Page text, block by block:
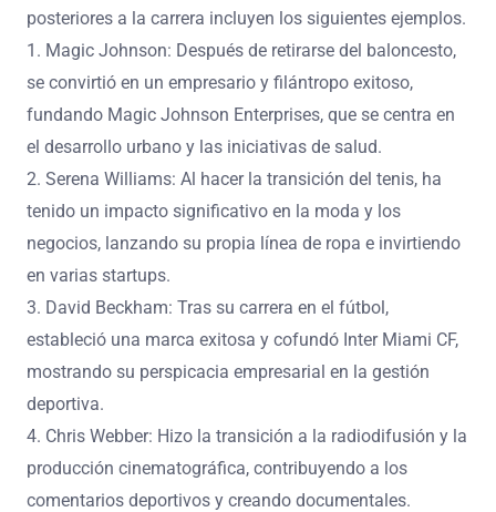
posteriores a la carrera incluyen los siguientes ejemplos.
1. Magic Johnson: Después de retirarse del baloncesto,
se convirtió en un empresario y filántropo exitoso,
fundando Magic Johnson Enterprises, que se centra en
el desarrollo urbano y las iniciativas de salud.
2. Serena Williams: Al hacer la transición del tenis, ha
tenido un impacto significativo en la moda y los
negocios, lanzando su propia línea de ropa e invirtiendo
en varias startups.
3. David Beckham: Tras su carrera en el fútbol,
estableció una marca exitosa y cofundó Inter Miami CF,
mostrando su perspicacia empresarial en la gestión
deportiva.
4. Chris Webber: Hizo la transición a la radiodifusión y la
producción cinematográfica, contribuyendo a los
comentarios deportivos y creando documentales.